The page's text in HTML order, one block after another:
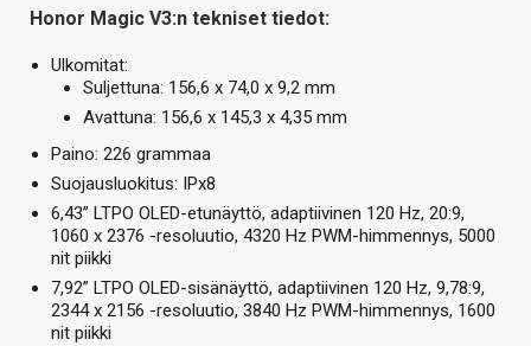
Honor Magic V3:n tekniset tiedot:
Ulkomitat:
Suljettuna: 156,6 x 74,0 x 9,2 mm
Avattuna: 156,6 x 145,3 x 4,35 mm
Paino: 226 grammaa
Suojausluokitus: IPx8
6,43” LTPO OLED-etunäyttö, adaptiivinen 120 Hz, 20:9,
1060 x 2376 -resoluutio, 4320 Hz PWM-himmennys, 5000
nit piikki
7,92” LTPO OLED-sisänäyttö, adaptiivinen 120 Hz, 9,78:9,
2344 x 2156 -resoluutio, 3840 Hz PWM-himmennys, 1600
nit piikki